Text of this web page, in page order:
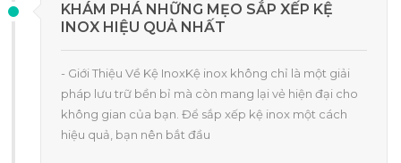
KHÁM PHÁ NHỮNG MẸO SẮP XẾP KỆ
INOX HIỆU QUẢ NHẤT
- Giới Thiệu Về Kệ InoxKệ inox không chỉ là một giải
pháp lưu trữ bền bỉ mà còn mang lại vẻ hiện đại cho
không gian của bạn. Để sắp xếp kệ inox một cách
hiệu quả, bạn nên bắt đầu